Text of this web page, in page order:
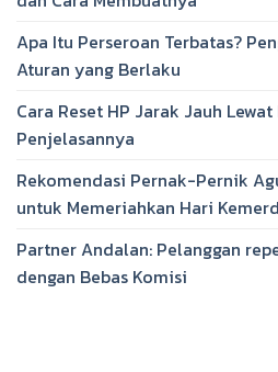
Apa Itu Perseroan Terbatas?
Aturan yang Berlaku
Cara Reset HP Jarak Jauh
Penjelasannya
Rekomendasi Pernak-Pernik
untuk Memeriahkan Hari
Partner Andalan: Pelanggan
dengan Bebas Komisi